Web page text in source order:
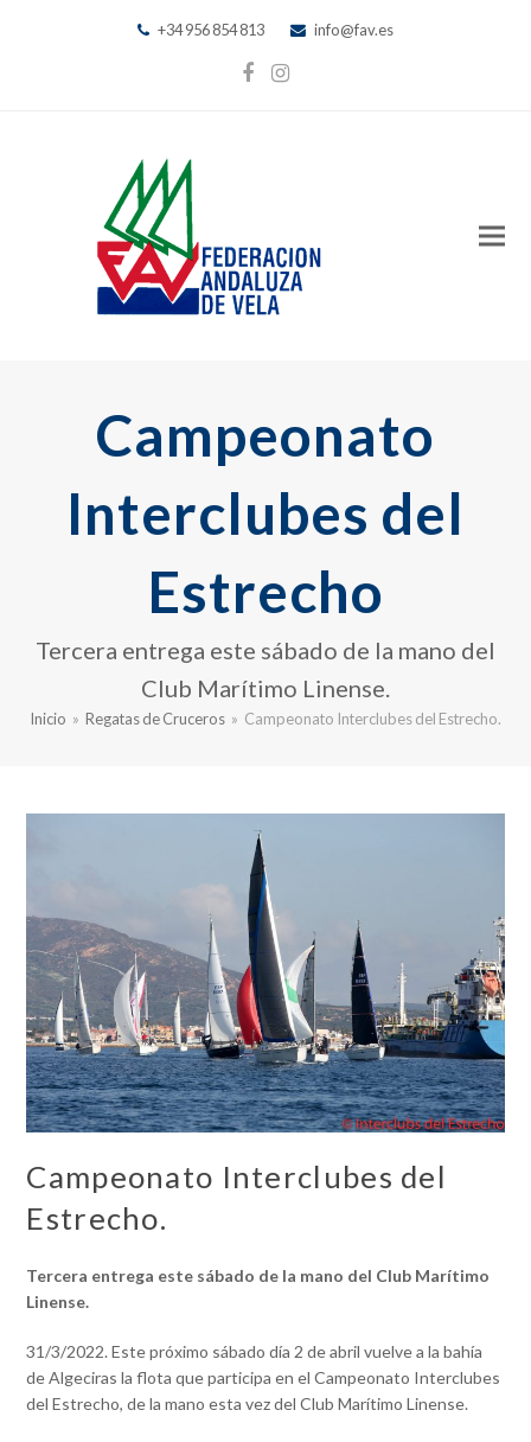
+34 956 854 813 info@fav.es
Facebook
Instagram
Campeonato
Interclubes del
Estrecho
Tercera entrega este sábado de la mano del
Club Marítimo Linense.
Inicio » Regatas de Cruceros » Campeonato Interclubes del Estrecho.
Campeonato Interclubes del
Estrecho.
Tercera entrega este sábado de la mano del Club Marítimo
Linense.
31/3/2022. Este próximo sábado día 2 de abril vuelve a la bahía
de Algeciras la flota que participa en el Campeonato Interclubes
del Estrecho, de la mano esta vez del Club Marítimo Linense.